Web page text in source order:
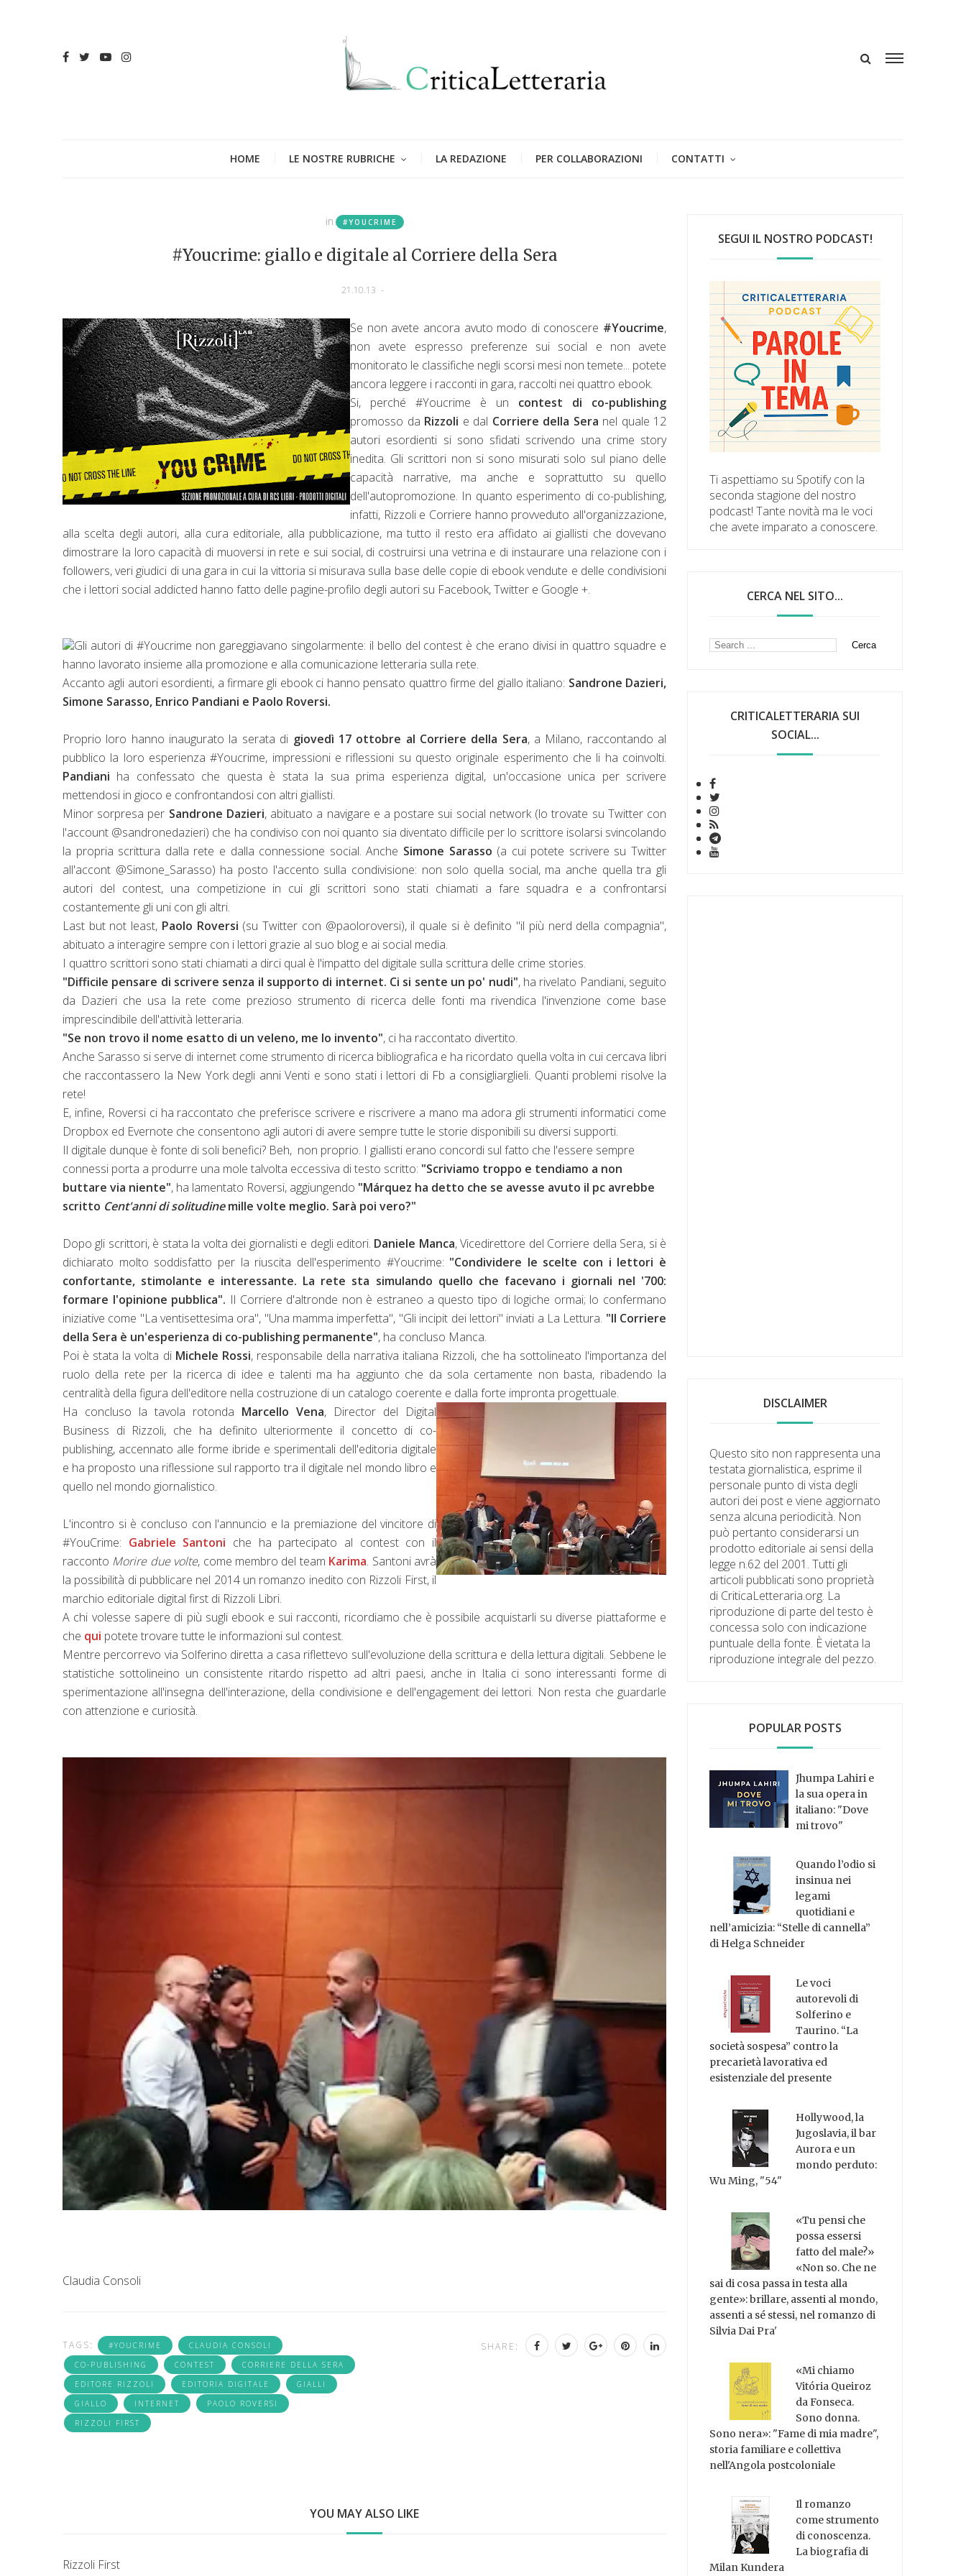
HOME LE NOSTRE RUBRICHE LA REDAZIONE PER COLLABORAZIONI CONTATTI
in #YOUCRIME
#Youcrime: giallo e digitale al Corriere della Sera
21.10.13 -
Se non avete ancora avuto modo di conoscere #Youcrime,
non avete espresso preferenze sui social e non avete
monitorato le classifiche negli scorsi mesi non temete... potete
ancora leggere i racconti in gara, raccolti nei quattro ebook.
Si, perché #Youcrime è un contest di co-publishing
promosso da Rizzoli e dal Corriere della Sera nel quale 12
autori esordienti si sono sfidati scrivendo una crime story
inedita. Gli scrittori non si sono misurati solo sul piano delle
capacità narrative, ma anche e soprattutto su quello
dell'autopromozione. In quanto esperimento di co-publishing,
infatti, Rizzoli e Corriere hanno provveduto all'organizzazione,
alla scelta degli autori, alla cura editoriale, alla pubblicazione, ma tutto il resto era affidato ai giallisti che dovevano
dimostrare la loro capacità di muoversi in rete e sui social, di costruirsi una vetrina e di instaurare una relazione con i
followers, veri giudici di una gara in cui la vittoria si misurava sulla base delle copie di ebook vendute e delle condivisioni
che i lettori social addicted hanno fatto delle pagine-profilo degli autori su Facebook, Twitter e Google +.
Gli autori di #Youcrime non gareggiavano singolarmente: il bello del contest è che erano divisi in quattro squadre e
hanno lavorato insieme alla promozione e alla comunicazione letteraria sulla rete.
Accanto agli autori esordienti, a firmare gli ebook ci hanno pensato quattro firme del giallo italiano: Sandrone Dazieri,
Simone Sarasso, Enrico Pandiani e Paolo Roversi.
Proprio loro hanno inaugurato la serata di giovedì 17 ottobre al Corriere della Sera, a Milano, raccontando al
pubblico la loro esperienza #Youcrime, impressioni e riflessioni su questo originale esperimento che li ha coinvolti.
Pandiani ha confessato che questa è stata la sua prima esperienza digital, un'occasione unica per scrivere
mettendosi in gioco e confrontandosi con altri giallisti.
Minor sorpresa per Sandrone Dazieri, abituato a navigare e a postare sui social network (lo trovate su Twitter con
l'account @sandronedazieri) che ha condiviso con noi quanto sia diventato difficile per lo scrittore isolarsi svincolando
la propria scrittura dalla rete e dalla connessione social. Anche Simone Sarasso (a cui potete scrivere su Twitter
all'accont @Simone_Sarasso) ha posto l'accento sulla condivisione: non solo quella social, ma anche quella tra gli
autori del contest, una competizione in cui gli scrittori sono stati chiamati a fare squadra e a confrontarsi
costantemente gli uni con gli altri.
Last but not least, Paolo Roversi (su Twitter con @paoloroversi), il quale si è definito "il più nerd della compagnia",
abituato a interagire sempre con i lettori grazie al suo blog e ai social media.
I quattro scrittori sono stati chiamati a dirci qual è l'impatto del digitale sulla scrittura delle crime stories.
"Difficile pensare di scrivere senza il supporto di internet. Ci si sente un po' nudi", ha rivelato Pandiani, seguito
da Dazieri che usa la rete come prezioso strumento di ricerca delle fonti ma rivendica l'invenzione come base
imprescindibile dell'attività letteraria.
"Se non trovo il nome esatto di un veleno, me lo invento", ci ha raccontato divertito.
Anche Sarasso si serve di internet come strumento di ricerca bibliografica e ha ricordato quella volta in cui cercava libri
che raccontassero la New York degli anni Venti e sono stati i lettori di Fb a consigliarglieli. Quanti problemi risolve la
rete!
E, infine, Roversi ci ha raccontato che preferisce scrivere e riscrivere a mano ma adora gli strumenti informatici come
Dropbox ed Evernote che consentono agli autori di avere sempre tutte le storie disponibili su diversi supporti.
Il digitale dunque è fonte di soli benefici? Beh, non proprio. I giallisti erano concordi sul fatto che l'essere sempre
connessi porta a produrre una mole talvolta eccessiva di testo scritto: "Scriviamo troppo e tendiamo a non
buttare via niente", ha lamentato Roversi, aggiungendo "Márquez ha detto che se avesse avuto il pc avrebbe
scritto Cent'anni di solitudinemille volte meglio. Sarà poi vero?"
Dopo gli scrittori, è stata la volta dei giornalisti e degli editori. Daniele Manca, Vicedirettore del Corriere della Sera, si è
dichiarato molto soddisfatto per la riuscita dell'esperimento #Youcrime: "Condividere le scelte con i lettori è
confortante, stimolante e interessante. La rete sta simulando quello che facevano i giornali nel '700:
formare l'opinione pubblica". Il Corriere d'altronde non è estraneo a questo tipo di logiche ormai; lo confermano
iniziative come "La ventisettesima ora", "Una mamma imperfetta", "Gli incipit dei lettori" inviati a La Lettura. "Il Corriere
della Sera è un'esperienza di co-publishing permanente", ha concluso Manca.
Poi è stata la volta di Michele Rossi, responsabile della narrativa italiana Rizzoli, che ha sottolineato l'importanza del
ruolo della rete per la ricerca di idee e talenti ma ha aggiunto che da sola certamente non basta, ribadendo la
centralità della figura dell'editore nella costruzione di un catalogo coerente e dalla forte impronta progettuale.
Ha concluso la tavola rotonda Marcello Vena, Director del Digital
Business di Rizzoli, che ha definito ulteriormente il concetto di co-
publishing, accennato alle forme ibride e sperimentali dell'editoria digitale
e ha proposto una riflessione sul rapporto tra il digitale nel mondo libro e
quello nel mondo giornalistico.
L'incontro si è concluso con l'annuncio e la premiazione del vincitore di
#YouCrime: Gabriele Santoni che ha partecipato al contest con il
racconto Morire due volte, come membro del team Karima. Santoni avrà
la possibilità di pubblicare nel 2014 un romanzo inedito con Rizzoli First, il
marchio editoriale digital first di Rizzoli Libri.
A chi volesse sapere di più sugli ebook e sui racconti, ricordiamo che è possibile acquistarli su diverse piattaforme e
che qui potete trovare tutte le informazioni sul contest.
Mentre percorrevo via Solferino diretta a casa riflettevo sull'evoluzione della scrittura e della lettura digitali. Sebbene le
statistiche sottolineino un consistente ritardo rispetto ad altri paesi, anche in Italia ci sono interessanti forme di
sperimentazione all'insegna dell'interazione, della condivisione e dell'engagement dei lettori. Non resta che guardarle
con attenzione e curiosità.
Claudia Consoli
TAGS: #YOUCRIME
CLAUDIA CONSOLI
CO-PUBLISHING
CONTEST
CORRIERE DELLA SERA
EDITORE RIZZOLI
EDITORIA DIGITALE
GIALLI
GIALLO
INTERNET
PAOLO ROVERSI
RIZZOLI FIRST
SHARE:
YOU MAY ALSO LIKE
Rizzoli First
SEGUI IL NOSTRO PODCAST!
Ti aspettiamo su Spotify con la
seconda stagione del nostro
podcast! Tante novità ma le voci
che avete imparato a conoscere.
CERCA NEL SITO...
CRITICALETTERARIA SUI
SOCIAL...
DISCLAIMER
Questo sito non rappresenta una
testata giornalistica, esprime il
personale punto di vista degli
autori dei post e viene aggiornato
senza alcuna periodicità. Non
può pertanto considerarsi un
prodotto editoriale ai sensi della
legge n.62 del 2001. Tutti gli
articoli pubblicati sono proprietà
di CriticaLetteraria.org. La
riproduzione di parte del testo è
concessa solo con indicazione
puntuale della fonte. È vietata la
riproduzione integrale del pezzo.
POPULAR POSTS
Jhumpa Lahiri e
la sua opera in
italiano: "Dove
mi trovo"
Quando l’odio si
insinua nei
legami
quotidiani e
nell’amicizia: “Stelle di cannella”
di Helga Schneider
Le voci
autorevoli di
Solferino e
Taurino. “La
società sospesa” contro la
precarietà lavorativa ed
esistenziale del presente
Hollywood, la
Jugoslavia, il bar
Aurora e un
mondo perduto:
Wu Ming, "54"
«Tu pensi che
possa essersi
fatto del male?»
«Non so. Che ne
sai di cosa passa in testa alla
gente»: brillare, assenti al mondo,
assenti a sé stessi, nel romanzo di
Silvia Dai Pra'
«Mi chiamo
Vitória Queiroz
da Fonseca.
Sono donna.
Sono nera»: "Fame di mia madre",
storia familiare e collettiva
nell'Angola postcoloniale
Il romanzo
come strumento
di conoscenza.
La biografia di
Milan Kundera